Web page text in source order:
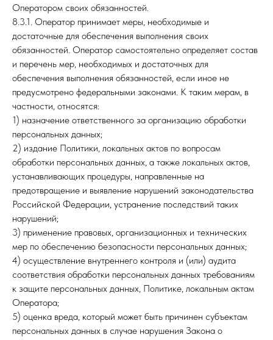
Оператором своих обязанностей.
8.3.1. Оператор принимает меры, необходимые и
достаточные для обеспечения выполнения своих
обязанностей. Оператор самостоятельно определяет состав
и перечень мер, необходимых и достаточных для
обеспечения выполнения обязанностей, если иное не
предусмотрено федеральными законами. К таким мерам, в
частности, относятся:
1) назначение ответственного за организацию обработки
персональных данных;
2) издание Политики, локальных актов по вопросам
обработки персональных данных, а также локальных актов,
устанавливающих процедуры, направленные на
предотвращение и выявление нарушений законодательства
Российской Федерации, устранение последствий таких
нарушений;
3) применение правовых, организационных и технических
мер по обеспечению безопасности персональных данных;
4) осуществление внутреннего контроля и (или) аудита
соответствия обработки персональных данных требованиям
к защите персональных данных, Политике, локальным актам
Оператора;
5) оценка вреда, который может быть причинен субъектам
персональных данных в случае нарушения Закона о